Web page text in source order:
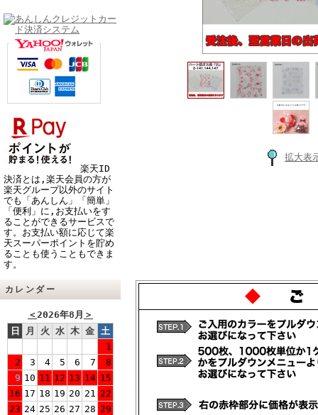
楽天ID
決済とは,楽天会員の方が
楽天グループ以外のサイト
でも「あんしん」「簡単」
「便利」に,お支払いをす
ることができるサービスで
す。お支払い額に応じて楽
天スーパーポイントを貯め
ることも使うこともできま
す。
カレンダー
＜2026年8月 ＞
日
月 火 水 木 金 土
1
2
3 4 5 6 7
8
9 10 11 12 13 14 15
16 17 18 19 20 21 22
23 24 25 26 27 28 29
拡大表